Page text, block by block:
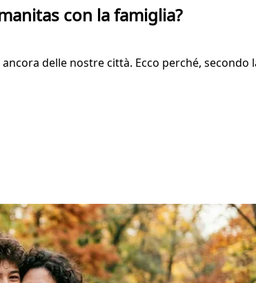
con la famiglia?
delle nostre città. Ecco perché,